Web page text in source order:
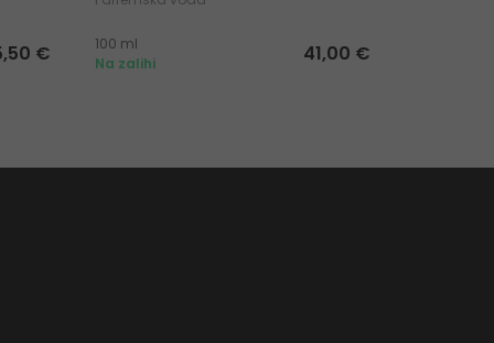
€
100 ml
Na zalihi
41,00 €